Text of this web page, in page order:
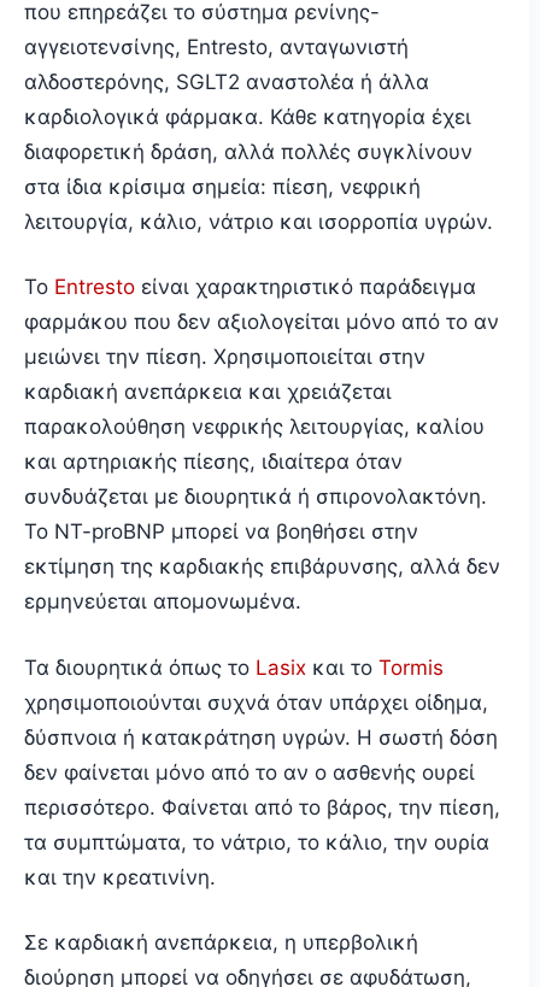
που επηρεάζει το σύστημα ρενίνης-
αγγειοτενσίνης, Entresto, ανταγωνιστή
αλδοστερόνης, SGLT2 αναστολέα ή άλλα
καρδιολογικά φάρμακα. Κάθε κατηγορία έχει
διαφορετική δράση, αλλά πολλές συγκλίνουν
στα ίδια κρίσιμα σημεία: πίεση, νεφρική
λειτουργία, κάλιο, νάτριο και ισορροπία υγρών.
Το Entresto είναι χαρακτηριστικό παράδειγμα
φαρμάκου που δεν αξιολογείται μόνο από το αν
μειώνει την πίεση. Χρησιμοποιείται στην
καρδιακή ανεπάρκεια και χρειάζεται
παρακολούθηση νεφρικής λειτουργίας, καλίου
και αρτηριακής πίεσης, ιδιαίτερα όταν
συνδυάζεται με διουρητικά ή σπιρονολακτόνη.
Το NT-proBNP μπορεί να βοηθήσει στην
εκτίμηση της καρδιακής επιβάρυνσης, αλλά δεν
ερμηνεύεται απομονωμένα.
Τα διουρητικά όπως το Lasix και το Tormis
χρησιμοποιούνται συχνά όταν υπάρχει οίδημα,
δύσπνοια ή κατακράτηση υγρών. Η σωστή δόση
δεν φαίνεται μόνο από το αν ο ασθενής ουρεί
περισσότερο. Φαίνεται από το βάρος, την πίεση,
τα συμπτώματα, το νάτριο, το κάλιο, την ουρία
και την κρεατινίνη.
Σε καρδιακή ανεπάρκεια, η υπερβολική
διούρηση μπορεί να οδηγήσει σε αφυδάτωση,